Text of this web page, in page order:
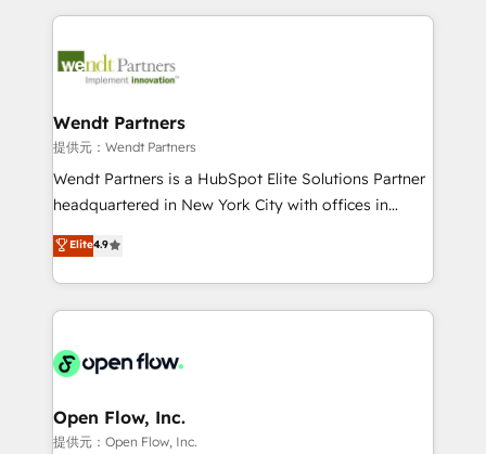
technology and people with each other. Together we
strive for optimal customer processes and
integrations, custom CMS portal development,
businesses. Our teams are based in North America
Implementation Certified Partner and we contribute
to their advisory council. We strive to do 'good work
with good people' and have worked with incredible
brands. You can see some of them on our website,
Wendt Partners
提供元：Wendt Partners
Wendt Partners is a HubSpot Elite Solutions Partner
headquartered in New York City with offices in
Toronto, London and Melbourne. As a global
HubSpot partner, we specialize in working with
sophisticated B2B companies to implement the
HubSpot CRM platform across client organizations.
industrial/manufacturing, professional services,
distribution, commercial real estate, technology,
finserv/fintech, IT managed services, transportation
Elite4.9
Open Flow, Inc.
提供元：Open Flow, Inc.